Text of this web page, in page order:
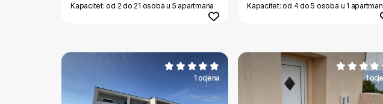
Kapacitet: od 2 do 21 osoba u 5 apartmana Kapacitet: od 4 do 5 osoba u 1
1 ocjena 1